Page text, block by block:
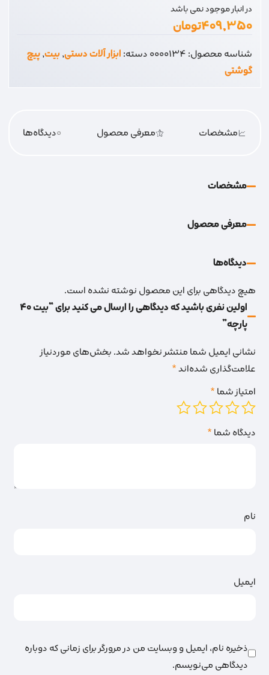
در انبار موجود نمی باشد
۴۰۹,۳۵۰تومان
شناسه محصول:0000134دسته:ابزار آلات دستی,بیت,پیچ
گوشتی
مشخصات معرفی محصول 0دیدگاه‌‌ها
مشخصات
معرفی محصول
دیدگاه‌‌ها
هیچ دیدگاهی برای این محصول نوشته نشده است.
اولین نفری باشید که دیدگاهی را ارسال می کنید برای “بیت 40
پارچه”
نشانی ایمیل شما منتشر نخواهد شد.بخش‌های موردنیاز
علامت‌گذاری شده‌اند*
امتیاز شما*
دیدگاه شما*
نام
ایمیل
ذخیره نام، ایمیل و وبسایت من در مرورگر برای زمانی که دوباره
دیدگاهی می‌نویسم.